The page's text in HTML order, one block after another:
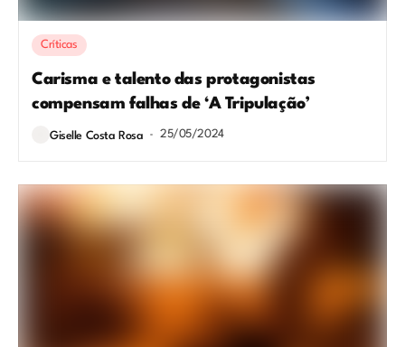
Críticas
Carisma e talento das protagonistas
compensam falhas de ‘A Tripulação’
Giselle Costa Rosa 25/05/2024